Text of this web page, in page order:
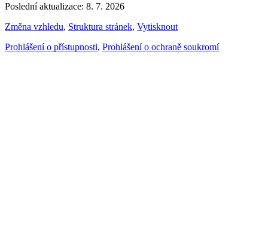
Poslední aktualizace: 8. 7. 2026
Změna vzhledu, Struktura stránek, Vytisknout
Prohlášení o přístupnosti, Prohlášení o ochraně soukromí